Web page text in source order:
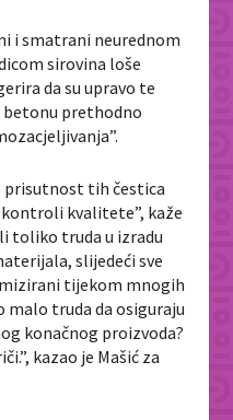
i smatrani neurednom
sirovina loše
da su upravo te
betonu prethodno
prisutnost tih čestica
kvalitete”, kaže
toliko truda u izradu
slijedeći sve
tijekom mnogih
truda da osiguraju
konačnog proizvoda?
kazao je Mašić za